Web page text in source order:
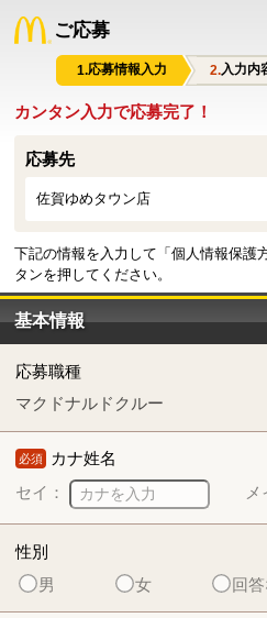
ご応募
応募情報入力 入力内
カンタン入力で応募完了！
応募先
佐賀ゆめタウン店
下記の情報を入力して「個人情報保護
タンを押してください。
基本情報
応募職種
マクドナルドクルー
必須 カナ姓名
セイ：
メ
性別
男
女 回